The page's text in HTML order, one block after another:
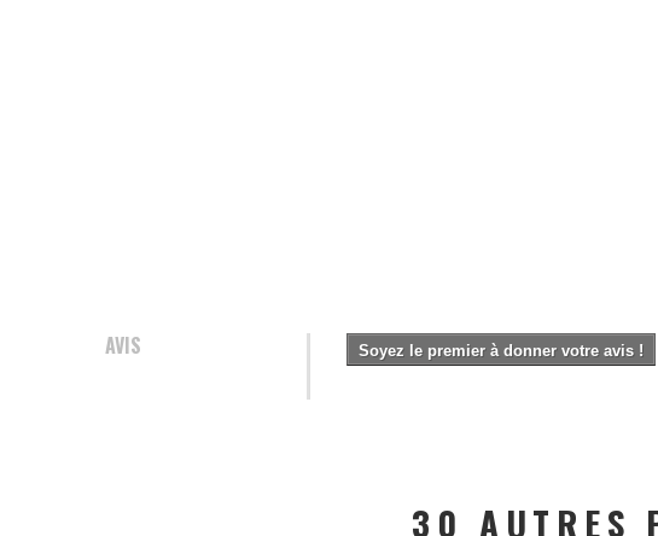
AVIS Soyez le premier à donner votre avis !
30 AUTRES